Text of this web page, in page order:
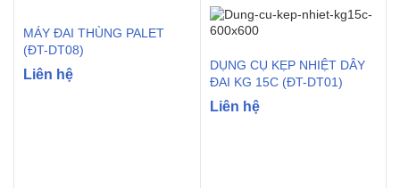
MÁY ĐAI THÙNG PALET
(ĐT-DT08)
Liên hệ
DỤNG CỤ KẸP NHIỆT DÂY
ĐAI KG 15C (ĐT-DT01)
Liên hệ